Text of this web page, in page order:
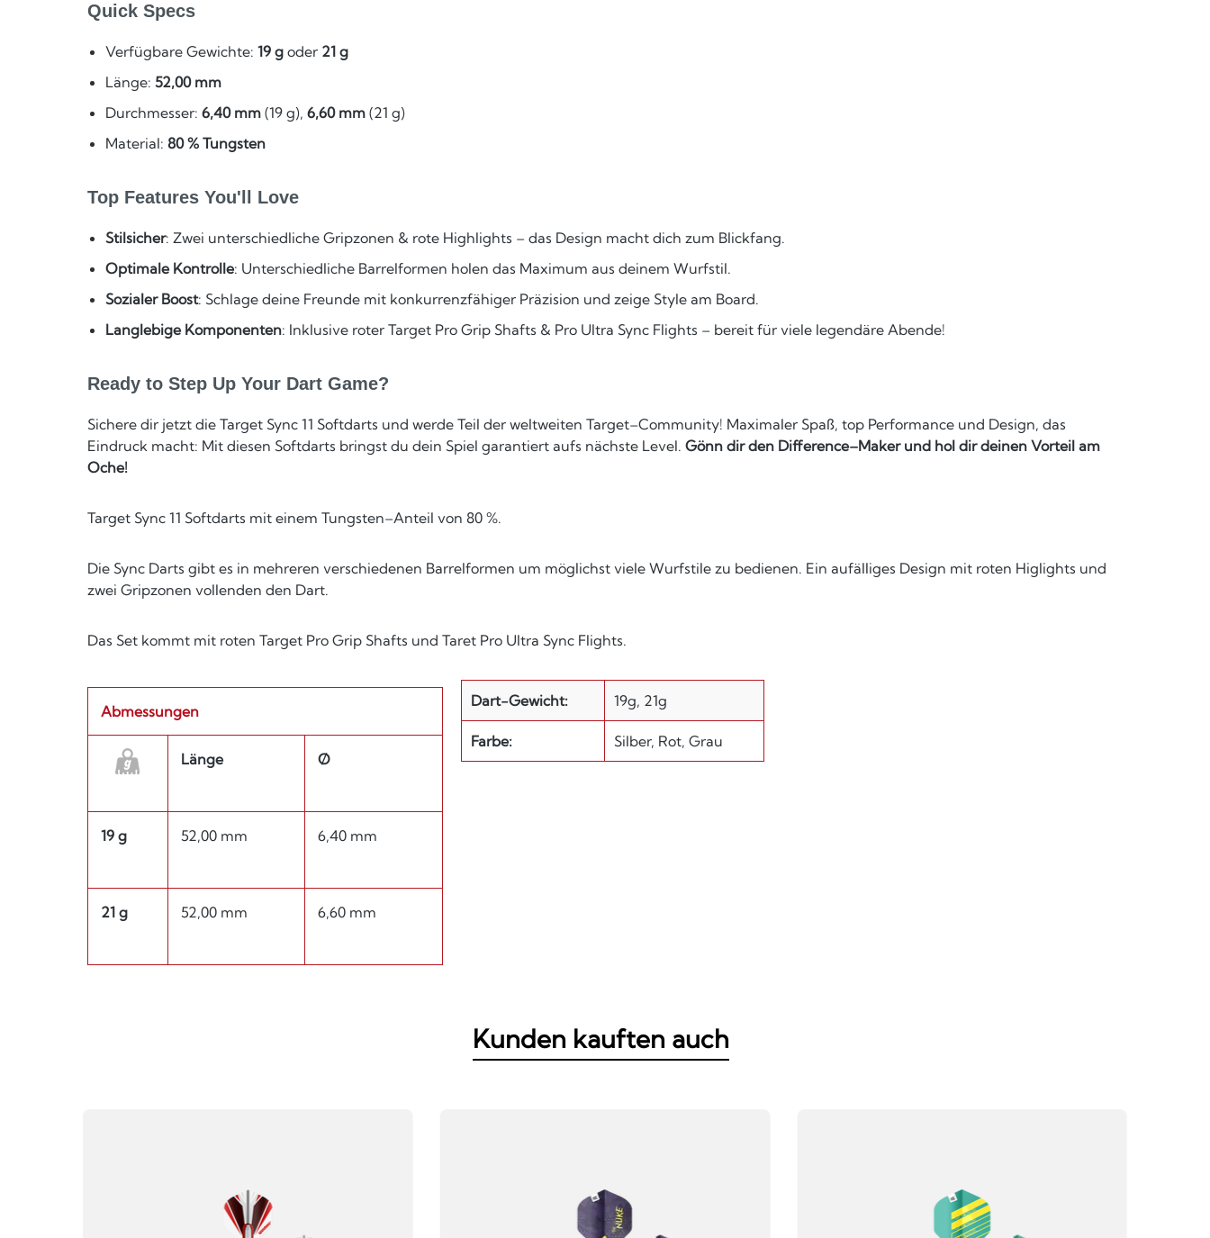
Quick Specs
Verfügbare Gewichte: 19 g oder 21 g
Länge: 52,00 mm
Durchmesser: 6,40 mm (19 g), 6,60 mm (21 g)
Material: 80 % Tungsten
Top Features You'll Love
Stilsicher: Zwei unterschiedliche Gripzonen & rote Highlights – das Design macht dich zum Blickfang.
Optimale Kontrolle: Unterschiedliche Barrelformen holen das Maximum aus deinem Wurfstil.
Sozialer Boost: Schlage deine Freunde mit konkurrenzfähiger Präzision und zeige Style am Board.
Langlebige Komponenten: Inklusive roter Target Pro Grip Shafts & Pro Ultra Sync Flights – bereit für viele legendäre Abende!
Ready to Step Up Your Dart Game?
Sichere dir jetzt die Target Sync 11 Softdarts und werde Teil der weltweiten Target–Community! Maximaler Spaß, top Performance und Design, das
Eindruck macht: Mit diesen Softdarts bringst du dein Spiel garantiert aufs nächste Level. Gönn dir den Difference–Maker und hol dir deinen Vorteil am
Oche!
Target Sync 11 Softdarts mit einem Tungsten–Anteil von 80 %.
Die Sync Darts gibt es in mehreren verschiedenen Barrelformen um möglichst viele Wurfstile zu bedienen. Ein aufälliges Design mit roten Higlights und
zwei Gripzonen vollenden den Dart.
Das Set kommt mit roten Target Pro Grip Shafts und Taret Pro Ultra Sync Flights.
Abmessungen
Länge Ø
19 g 52,00 mm 6,40 mm
21 g 52,00 mm 6,60 mm
Dart-Gewicht: 19g, 21g
Farbe: Silber, Rot, Grau
Kunden kauften auch